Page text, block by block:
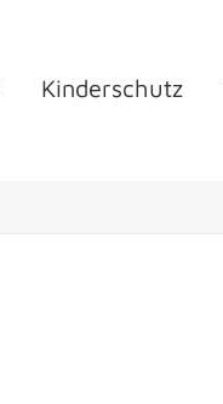
Kinderschutz